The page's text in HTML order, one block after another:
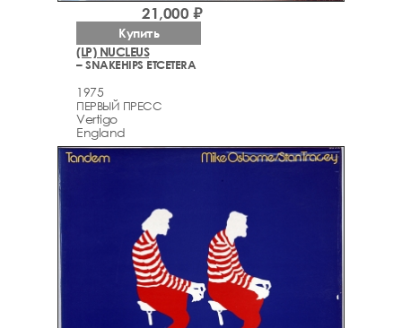
(LP) NUCLEUS
– SNAKEHIPS ETCETERA
1975
ПЕРВЫЙ ПРЕСС
Vertigo
England
21,000 ₽
Купить